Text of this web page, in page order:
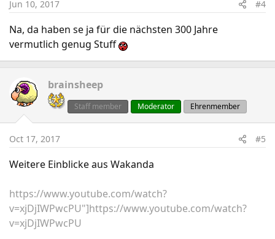
Jun 10, 2017 #4
Na, da haben se ja für die nächsten 300 Jahre
vermutlich genug Stuff
brainsheep
Staff member Moderator Ehrenmember
Oct 17, 2017 #5
Weitere Einblicke aus Wakanda
https://www.youtube.com/watch?
v=xjDjIWPwcPU"]https://www.youtube.com/watch?
v=xjDjIWPwcPU